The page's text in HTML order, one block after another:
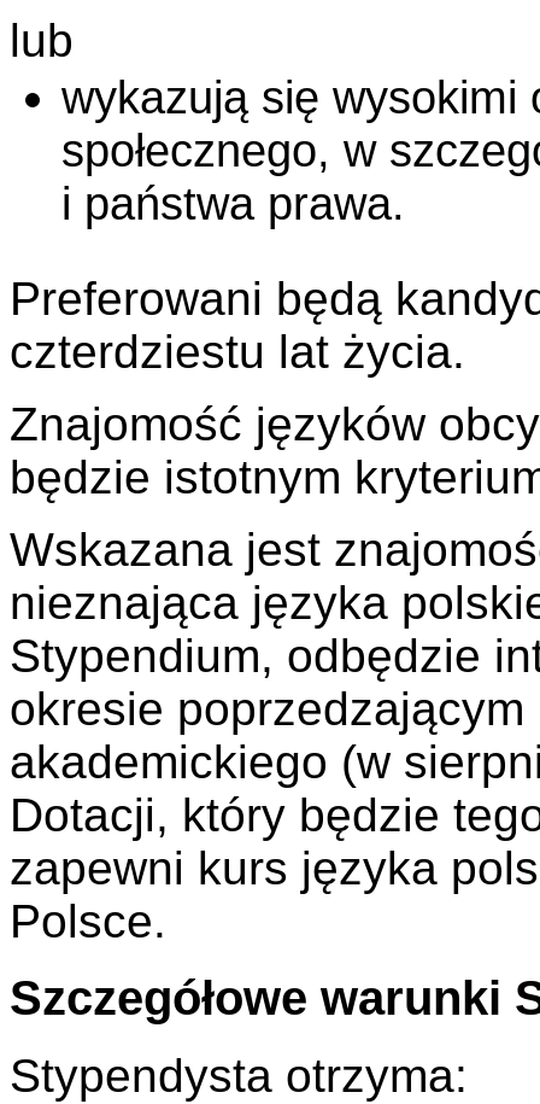
lub
wykazują się wysokimi
społecznego, w
i państwa prawa.
Preferowani będą
czterdziestu lat życia.
Znajomość języków
będzie istotnym
Wskazana jest
nieznająca języka
Stypendium, odbędzie
okresie
akademickiego (w
Dotacji, który będzie
zapewni kurs języka
Polsce.
Szczegółowe warunki
Stypendysta otrzyma: